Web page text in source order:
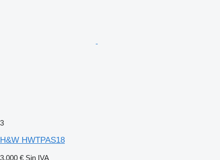
3
H&W HWTPAS18
3.000 € Sin IVA